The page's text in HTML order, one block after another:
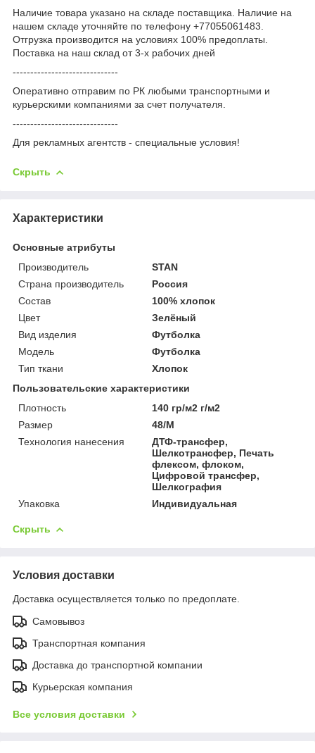
Наличие товара указано на складе поставщика. Наличие на
нашем складе уточняйте по телефону +77055061483.
Отгрузка производится на условиях 100% предоплаты.
Поставка на наш склад от 3-x рабочих дней
------------------------------
Оперативно отправим по РК любыми транспортными и
курьерскими компаниями за счет получателя.
------------------------------
Для рекламных агентств - специальные условия!
Скрыть
Характеристики
Основные атрибуты
Производитель
STAN
Страна производитель
Россия
Состав
100% хлопок
Цвет
Зелёный
Вид изделия
Футболка
Мoдель
Футболка
Тип ткани
Хлопок
Пользовательские характеристики
Плотность
140 гр/м2 г/м2
Размер
48/M
Технология нанесения
ДТФ-трансфер,
Шелкотрансфер, Печать
флексом, флоком,
Цифровой трансфер,
Шелкография
Упаковка
Индивидуальная
Скрыть
Условия доставки
Доставка осуществляется только по предоплате.
Самовывоз
Транспортная компания
Доставка до транспортной компании
Курьерская компания
Все условия доставки